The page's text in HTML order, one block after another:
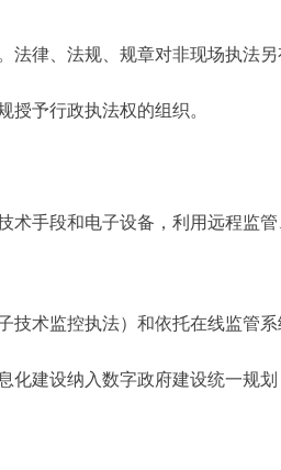
律、法规、规章对非现场执法另
予行政执法权的组织。
手段和电子设备，利用远程监
监控执法）和依托在线监管系
建设纳入数字政府建设统一规